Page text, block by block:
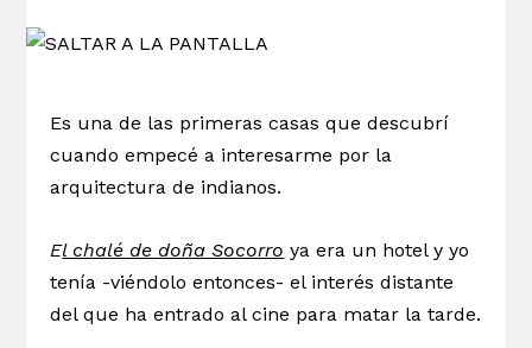
Es una de las primeras casas que descubrí
cuando empecé a interesarme por la
arquitectura de indianos.
El chalé de doña Socorro ya era un hotel y yo
tenía -viéndolo entonces- el interés distante
del que ha entrado al cine para matar la tarde.